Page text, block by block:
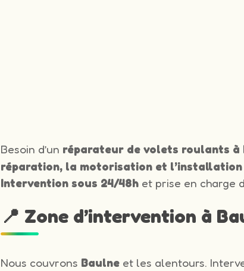
Besoin d’un réparateur de volets roulants à
réparation, la motorisation et l’installation
Intervention sous 24/48h et prise en charge
📍 Zone d’intervention à
Nous couvrons Baulne et les alentours.